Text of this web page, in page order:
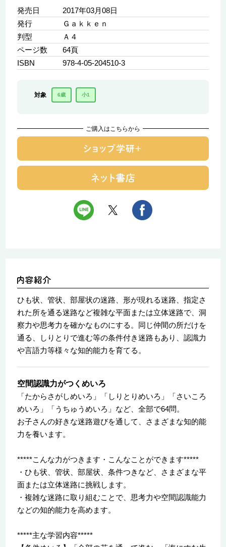
発売日
2017年03月08日
発行
Ｇａｋｋｅｎ
判型
Ａ４
ページ数
64頁
ISBN
978-4-05-204510-3
対象 6歳 小1
ご購入はこちらから
ひも状、管状、部屋状の迷路、形が現れる迷路、指定さ
れた所を通る迷路など複雑な平面または立体迷路で、洞
察力や思考力を確かなものにする。同じ仲間の所だけを
通る、しりとりで進む等の条件付き迷路もあり、認識力
や言語力等様々な知的能力を育てる。
空間認識力がつくめいろ
「たからさがしめいろ」「しりとりめいろ」「さいころ
めいろ」「うちゅうめいろ」など、全部で64問。
お子さんの好きな迷路遊びを通して、さまざまな知的能
力を養います。
*****こんな力がつきます・こんなことができます*****
・ひも状、管状、部屋状、条件つきなど、さまざまな平
面または立体迷路に挑戦します。
・複雑な迷路に取り組むことで、思考力や空間認識能力
などの知的能力を高めます。
*****主な学習内容*****